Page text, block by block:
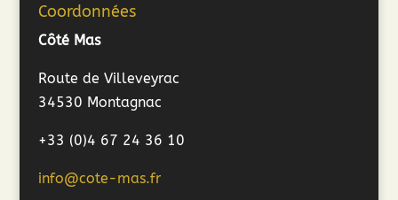
Coordonnées
Côté Mas
Route de Villeveyrac
34530 Montagnac
+33 (0)4 67 24 36 10
info@cote-mas.fr